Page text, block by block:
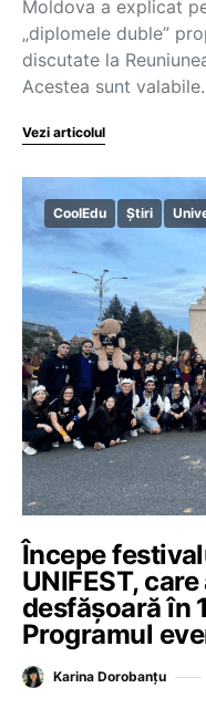
Moldova a explicat
„diplomele duble”
discutate la
Acestea sunt
Vezi articolul
CoolEdu Știri
Începe
UNIFEST,
desfășoară în
Programul
Karina Dorobanțu